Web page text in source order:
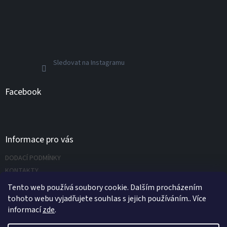
Tento web používá soubory cookie. Dalším procházením
tohoto webu vyjadřujete souhlas s jejich používáním.. Více
informacízde.
Sledovat na Instagramu
Facebook
Informace pro vás
DODACÍ PODMÍNKY
KONTAKTY
Napište nám